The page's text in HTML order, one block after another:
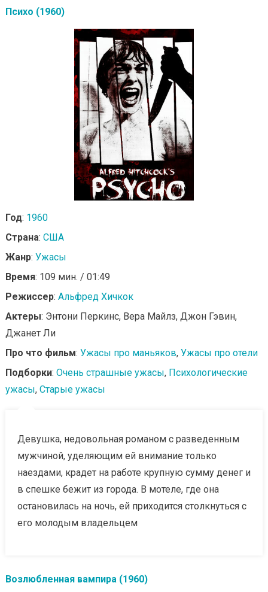
Психо (1960)
Год: 1960
Страна: США
Жанр: Ужасы
Время: 109 мин. / 01:49
Режиссер: Альфред Хичкок
Актеры: Энтони Перкинс, Вера Майлз, Джон Гэвин,
Джанет Ли
Про что фильм: Ужасы про маньяков, Ужасы про отели
Подборки: Очень страшные ужасы, Психологические
ужасы, Старые ужасы
Девушка, недовольная романом с разведенным
мужчиной, уделяющим ей внимание только
наездами, крадет на работе крупную сумму денег и
в спешке бежит из города. В мотеле, где она
остановилась на ночь, ей приходится столкнуться с
его молодым владельцем
Возлюбленная вампира (1960)